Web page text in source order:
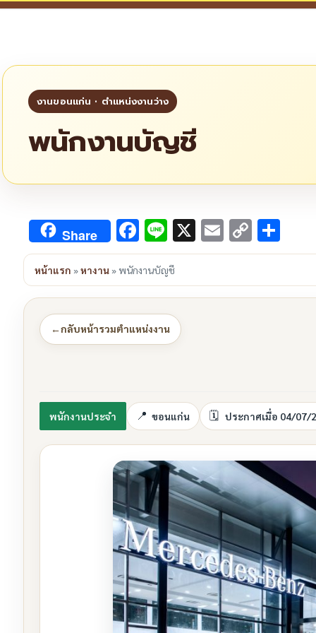
พนักงานบัญชี
Share Facebook
Line
X Email
Copy
Link
หน้าแรก »หางาน » พนักงานบัญชี
←กลับหน้ารวมตำแหน่งงาน
พนักงานประจำ ขอนแก่น ประกาศเมื่อ 04/07/